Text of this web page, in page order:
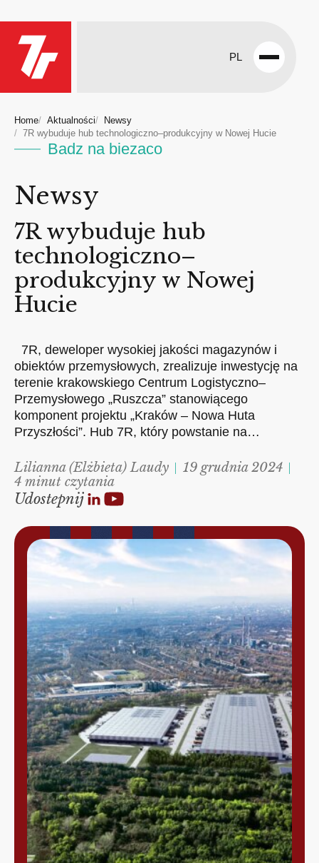
PL
Open
Home Aktualności
Newsy
7R wybuduje hub technologiczno–produkcyjny w Nowej Hucie
Badz na biezaco
Newsy
7R wybuduje hub
technologiczno–
produkcyjny w Nowej
Hucie
7R, deweloper wysokiej jakości magazynów i
obiektów przemysłowych, zrealizuje inwestycję na
terenie krakowskiego Centrum Logistyczno–
Przemysłowego „Ruszcza” stanowiącego
komponent projektu „Kraków – Nowa Huta
Przyszłości”. Hub 7R, który powstanie na…
Lilianna (Elżbieta) Laudy
19 grudnia 2024
4 minut czytania
Udostepnij